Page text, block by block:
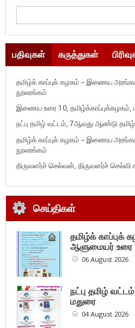
பதிவுகள் கருத்துகள்
தமிழ்க் காப்புக் கழகம் – இணைய
நூலரங்கம்
இணைய உரை 10, தமிழ்க்காப்புக்கழகம்,
நட்பு தமிழ் வட்டம், 7ஆவது ஆண்டு தமிழ்
தமிழ்க் காப்புக் கழகம் – இணைய
நூலரங்கம்
திருவளர்ச் செல்வன், திருவளர்ச் செல்வி
செய்திகள்
தமிழ்க்
ஆளுமையர் உரை
06 August 2026
நட்பு தமிழ்
மதுரை
04 August 2026